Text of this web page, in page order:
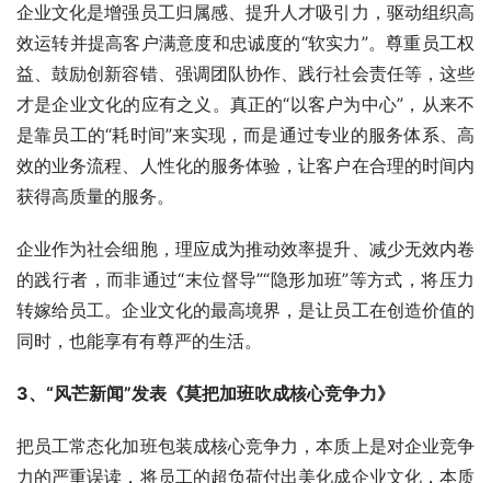
企业文化是增强员工归属感、提升人才吸引力，驱动组织高
效运转并提高客户满意度和忠诚度的“软实力”。尊重员工权
益、鼓励创新容错、强调团队协作、践行社会责任等，这些
才是企业文化的应有之义。真正的“以客户为中心”，从来不
是靠员工的“耗时间”来实现，而是通过专业的服务体系、高
效的业务流程、人性化的服务体验，让客户在合理的时间内
获得高质量的服务。
企业作为社会细胞，理应成为推动效率提升、减少无效内卷
的践行者，而非通过“末位督导”“隐形加班”等方式，将压力
转嫁给员工。企业文化的最高境界，是让员工在创造价值的
同时，也能享有有尊严的生活。
3、“风芒新闻”发表《莫把加班吹成核心竞争力》
把员工常态化加班包装成核心竞争力，本质上是对企业竞争
力的严重误读，将员工的超负荷付出美化成企业文化，本质